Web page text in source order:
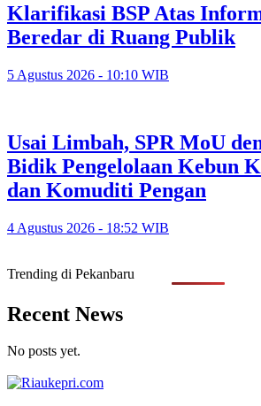
Klarifikasi BSP Atas
Beredar di Ruang Publik
5 Agustus 2026 - 10:10 WIB
Usai Limbah, SPR MoU
Bidik Pengelolaan Kebun
dan Komuditi Pengan
4 Agustus 2026 - 18:52 WIB
Trending di Pekanbaru
Recent News
No posts yet.